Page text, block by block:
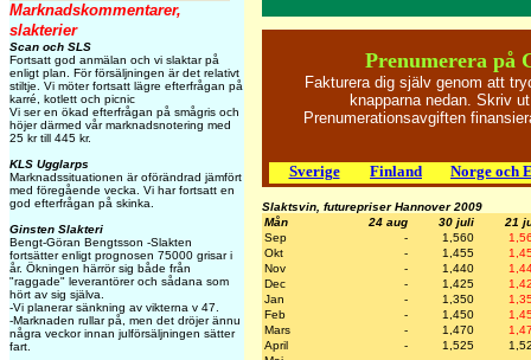
Marknadskommentarer,
slakterier
Scan och SLS
Fortsatt god anmälan och vi slaktar på
enligt plan. För försäljningen är det relativt
stiltje. Vi möter fortsatt lägre efterfrågan på
karré, kotlett och picnic
Vi ser en ökad efterfrågan på smågris och
höjer därmed vår marknadsnotering med
25 kr till 445 kr.
KLS Ugglarps
Marknadssituationen är oförändrad jämfört
med föregående vecka. Vi har fortsatt en
god efterfrågan på skinka.
Ginsten Slakteri
Bengt-Göran Bengtsson -Slakten
fortsätter enligt prognosen 75000 grisar i
år. Ökningen härrör sig både från
"raggade" leverantörer och sådana som
hört av sig själva.
-Vi planerar sänkning av vikterna v 47.
-Marknaden rullar på, men det dröjer ännu
några veckor innan julförsäljningen sätter
fart.
Prenumerera på
Fakturera dig själv genom att
knapparna nedan. Skriv
Prenumerationsavgiften
Sverige Finland Norge och
Slaktsvin, futurepriser Hannover 2009
Mån
24 aug 30 juli
21
Sep
- 1,560
Okt
- 1,455
Nov
- 1,440
Dec
- 1,425
Jan
- 1,350
Feb
- 1,450
Mars
- 1,470
April
- 1,525